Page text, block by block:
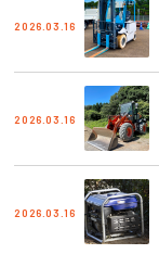
2026.03.16
2026.03.16
2026.03.16